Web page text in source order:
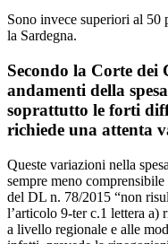
Sono invece superiori al 50
la Sardegna.
Secondo la Corte
andamenti della
soprattutto le forti
richiede una attenta
Queste variazioni nella
sempre meno
del DL n. 78/2015 “non
l’articolo 9-ter c.1 lettera a)
a livello regionale e alle